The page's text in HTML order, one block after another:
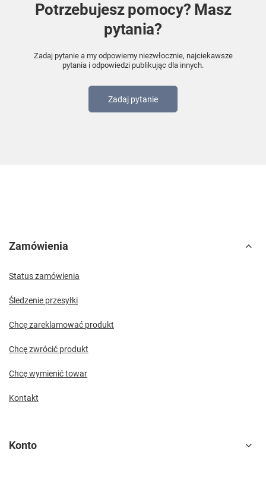
Potrzebujesz pomocy? Masz
pytania?
Zadaj pytanie a my odpowiemy niezwłocznie, najciekawsze
pytania i odpowiedzi publikując dla innych.
Zadaj pytanie
Zamówienia
Status zamówienia
Śledzenie przesyłki
Chcę zareklamować produkt
Chcę zwrócić produkt
Chcę wymienić towar
Kontakt
Konto